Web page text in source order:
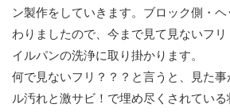
ン製作をしていきます。ブロック側・
わりましたので、今まで見て見ないフ
イルパンの洗浄に取り掛かります。
何で見ないフリ？？？と言うと、見た
ル汚れと激サビ！で埋め尽くされてい